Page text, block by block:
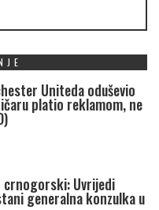
Uniteda oduševio
platio reklamom, ne
crnogorski: Uvrijedi
generalna konzulka u